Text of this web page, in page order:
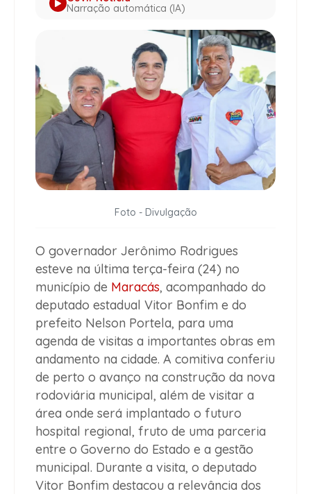
Narração automática (IA)
Foto - Divulgação
O governador Jerônimo Rodrigues
esteve na última terça-feira (24) no
município de Maracás, acompanhado do
deputado estadual Vitor Bonfim e do
prefeito Nelson Portela, para uma
agenda de visitas a importantes obras em
andamento na cidade. A comitiva conferiu
de perto o avanço na construção da nova
rodoviária municipal, além de visitar a
área onde será implantado o futuro
hospital regional, fruto de uma parceria
entre o Governo do Estado e a gestão
municipal. Durante a visita, o deputado
Vitor Bonfim destacou a relevância dos